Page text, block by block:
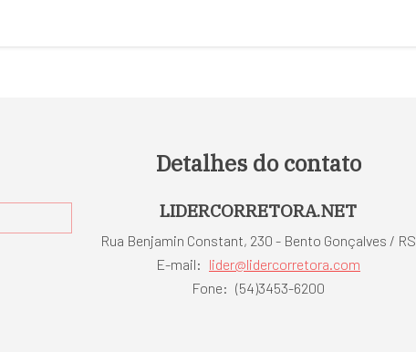
Detalhes do contato
LIDERCORRETORA.NET
Rua Benjamin Constant, 230 - Bento Gonçalves / RS
E-mail: lider@lidercorretora.com
Fone: (54)3453-6200